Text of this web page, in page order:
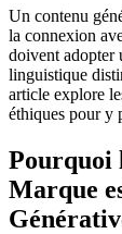
Un contenu
la connexion
doivent adopter
linguistique
article explore
éthiques pour y
Pourquoi
Marque